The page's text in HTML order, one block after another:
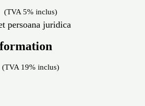
(TVA 5% inclus)
persoana juridica
(TVA 19% inclus)